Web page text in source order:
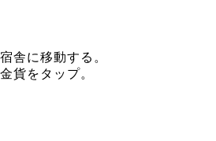
宿舎に移動する。
金貨をタップ。